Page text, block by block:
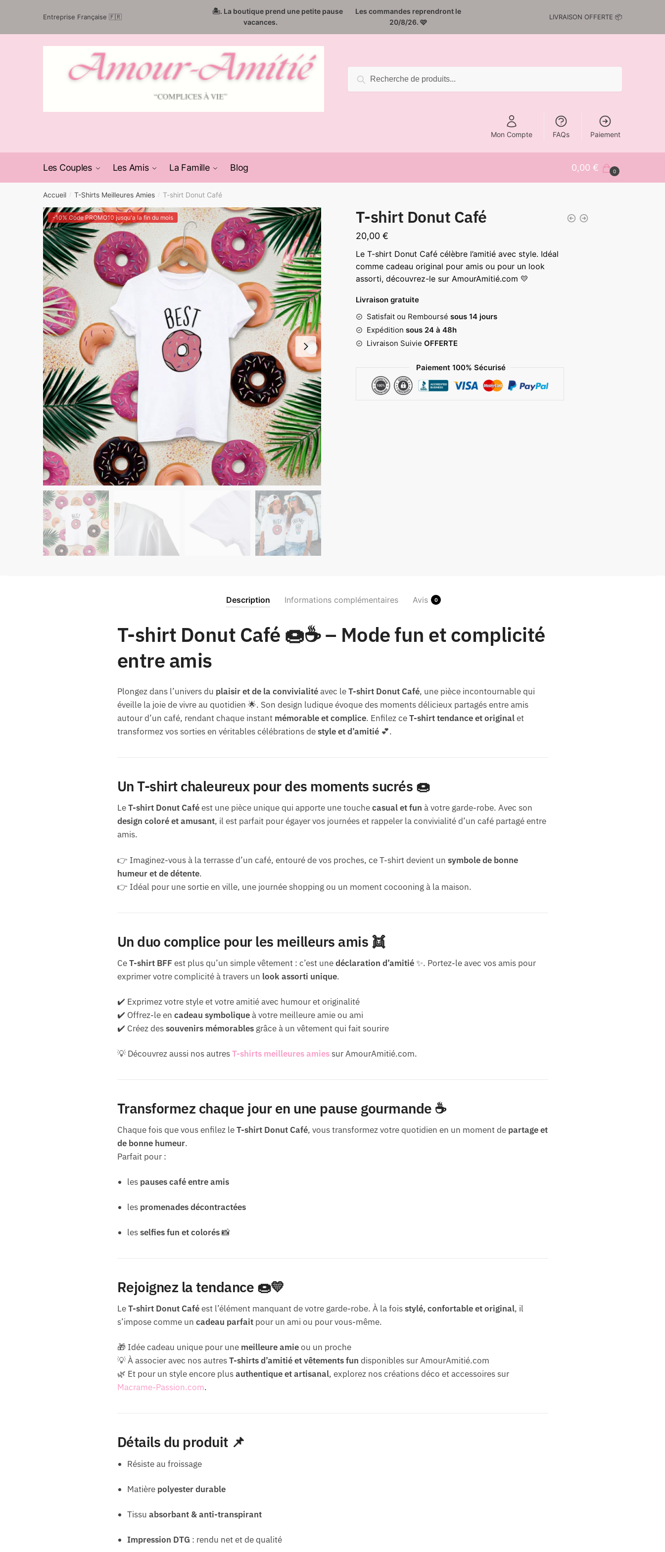
Entreprise Française 🇫🇷
🏝️. La boutique prend une petite pause
vacances.
Les commandes reprendront le
20/8/26. 🩷
LIVRAISON OFFERTE 📦
pour :
Recherche
Mon Compte FAQs Paiement
Les Couples Les Amis La Famille Blog 0,00 € 0
Accueil / T-Shirts Meilleures Amies / T-shirt Donut Café
-10% Code PROMO10 jusqu'a la fin du mois T-shirt Donut Café
20,00 €
Le T-shirt Donut Café célèbre l’amitié avec style. Idéal
comme cadeau original pour amis ou pour un look
assorti, découvrez-le sur AmourAmitié.com 💛
Livraison gratuite
Satisfait ou Remboursé sous 14 jours
Expédition sous 24 à 48h
Livraison Suivie OFFERTE
Paiement 100% Sécurisé
Description Informations complémentaires Avis 0
T-shirt Donut Café 🍩☕ – Mode fun et complicité
entre amis
Plongez dans l’univers du plaisir et de la convivialitéavec leT-shirt Donut Café, une pièce incontournable qui
éveille la joie de vivre au quotidien 🌟. Son design ludique évoque des moments délicieux partagés entre amis
autour d’un café, rendant chaque instant mémorable et complice. Enfilez ceT-shirt tendance et originalet
transformez vos sorties en véritables célébrations destyle et d’amitié💕.
Un T-shirt chaleureux pour des moments sucrés 🍩
LeT-shirt Donut Caféest une pièce unique qui apporte une touchecasual et fun à votre garde-robe. Avec son
design coloré et amusant, il est parfait pour égayer vos journées et rappeler la convivialité d’un café partagé entre
amis.
👉 Imaginez-vous à la terrasse d’un café, entouré de vos proches, ce T-shirt devient un symbole de bonne
humeur et de détente.
👉 Idéal pour une sortie en ville, une journée shopping ou un moment cocooning à la maison.
Un duo complice pour les meilleurs amis 👯
CeT-shirt BFF est plus qu’un simple vêtement : c’est unedéclaration d’amitié✨. Portez-le avec vos amis pour
exprimer votre complicité à travers un look assorti unique.
✔️ Exprimez votre style et votre amitié avec humour et originalité
✔️ Offrez-le en cadeau symboliqueà votre meilleure amie ou ami
✔️ Créez dessouvenirs mémorablesgrâce à un vêtement qui fait sourire
💡 Découvrez aussi nos autresT-shirts meilleures amiessur AmourAmitié.com.
Transformez chaque jour en une pause gourmande ☕
Chaque fois que vous enfilez leT-shirt Donut Café, vous transformez votre quotidien en un moment de partage et
de bonne humeur.
Parfait pour :
les pauses café entre amis
les promenades décontractées
lesselfies fun et colorés📸
Rejoignez la tendance 🍩💛
LeT-shirt Donut Caféest l’élément manquant de votre garde-robe. À la foisstylé, confortable et original, il
s’impose comme un cadeau parfaitpour un ami ou pour vous-même.
🎁 Idée cadeau unique pour une meilleure amieou un proche
💡 À associer avec nos autresT-shirts d’amitié et vêtements fun disponibles sur AmourAmitié.com
🌿 Et pour un style encore plusauthentique et artisanal, explorez nos créations déco et accessoires sur
Macrame-Passion.com.
Détails du produit 📌
Résiste au froissage
Matière polyester durable
Tissu absorbant & anti-transpirant
Impression DTG : rendu net et de qualité